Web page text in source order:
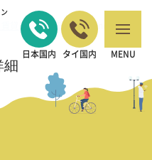
日本国内 タイ国内 MENU
貸 TOP >1 BED > Burgundy Place
細